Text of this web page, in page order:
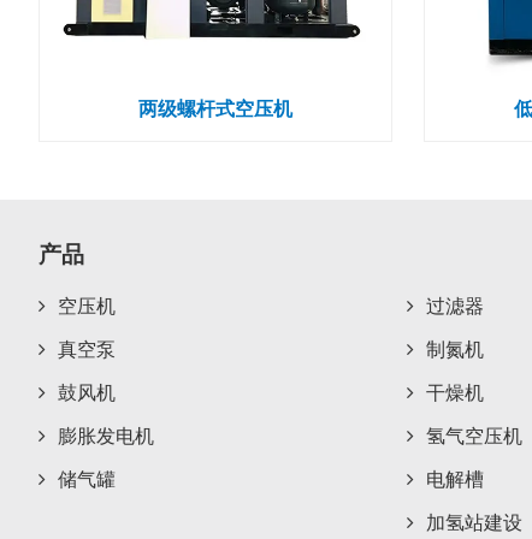
两级螺杆式空压机
产品
空压机
真空泵
鼓风机
膨胀发电机
储气罐
过滤器
制氮机
干燥机
氢气空压机
电解槽
加氢站建设